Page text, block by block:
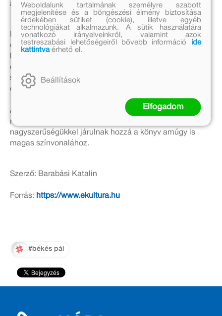
amit 5 éves kislányomon és nagymamáján is teszteltem.
Leányzóm a poénok egy részét hangos kacagással
díjazta, egy csekély részéhez azonban kicsinek
bizonyult, nem sikerült még a szavakkal való játékot
észrevennie. Hogyan is sikerülhetett volna, ha
számomra is voltak olyan rejtett szófordulatok, amelyek
csak pár sor múltán „koppantak”, de akkor nagyot.
Az olvasást még könnyebbé varázsolja a betűk nagy
mérete, Sajdik Ferenc rajzai pedig egyszerű
nagyszerűségükkel járulnak hozzá a könyv amúgy is
magas színvonalához.
Szerző: Barabási Katalin
Forrás: https://www.ekultura.hu
#békés pál
Weboldalunk tartalmának személyre szabott
megjelenítése és a böngészési élmény biztosítása
érdekében sütiket (cookie), illetve egyéb
technológiákat alkalmazunk. A sütik használatára
vonatkozó irányelveinkről, valamint azok
testreszabási lehetőségeiről bővebb információ
ide
kattintvaérhető el.
Beállítások
Elfogadom